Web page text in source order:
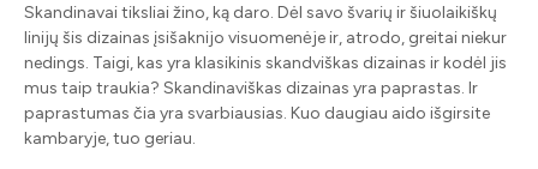
Skandinavai tiksliai žino, ką daro. Dėl savo švarių ir šiuolaikiškų
linijų šis dizainas įsišaknijo visuomenėje ir, atrodo, greitai niekur
nedings. Taigi, kas yra klasikinis skandviškas dizainas ir kodėl jis
mus taip traukia? Skandinaviškas dizainas yra paprastas. Ir
paprastumas čia yra svarbiausias. Kuo daugiau aido išgirsite
kambaryje, tuo geriau.